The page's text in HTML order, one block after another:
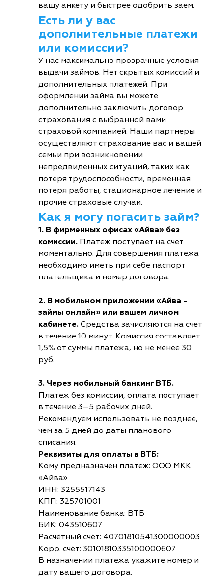
вашу анкету и быстрее одобрить заем.
Есть ли у вас
дополнительные платежи
или комиссии?
У нас максимально прозрачные условия
выдачи займов. Нет скрытых комиссий и
дополнительных платежей. При
оформлении займа вы можете
дополнительно заключить договор
страхования с выбранной вами
страховой компанией. Наши партнеры
осуществляют страхование вас и вашей
семьи при возникновении
непредвиденных ситуаций, таких как
потеря трудоспособности, временная
потеря работы, стационарное лечение и
прочие страховые случаи.
Как я могу погасить займ?
1. В фирменных офисах «Айва» без
комиссии. Платеж поступает на счет
моментально. Для совершения платежа
необходимо иметь при себе паспорт
плательщика и номер договора.
2. В мобильном приложении «Айва -
займы онлайн» или вашем личном
кабинете. Средства зачисляются на счет
в течение 10 минут. Комиссия составляет
1,5% от суммы платежа, но не менее 30
руб.
3. Через мобильный банкинг ВТБ.
Платеж без комиссии, оплата поступает
в течение 3–5 рабочих дней.
Рекомендуем использовать не позднее,
чем за 5 дней до даты планового
списания.
Реквизиты для оплаты в ВТБ:
Кому предназначен платеж: ООО МКК
«Айва»
ИНН: 3255517143
КПП: 325701001
Наименование банка: ВТБ
БИК: 043510607
Расчётный счёт: 40701810541300000003
Корр. счёт: 30101810335100000607
В назначении платежа укажите номер и
дату вашего договора.